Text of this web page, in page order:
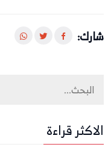
شارك:
الاكثر قراءة